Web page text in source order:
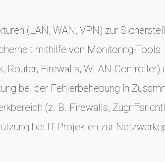
(LAN, WAN, VPN) zur
mithilfe von Monitoring-Tools
Firewalls, WLAN-Controller)
bei der Fehlerbehebung in
(z. B. Firewalls,
bei IT-Projekten zur